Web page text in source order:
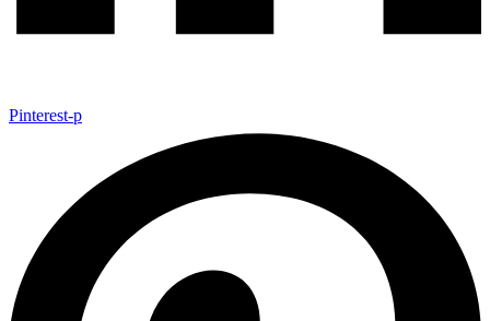
Pinterest-p